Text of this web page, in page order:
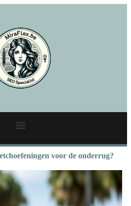
voor de onderrug?